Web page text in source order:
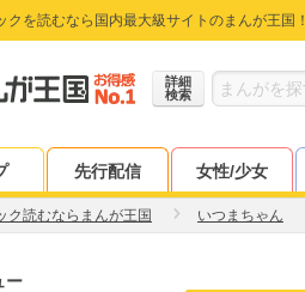
クを読むなら国内最大級サイトのまんが王国！
詳細
検索
先行配信 女性/少女
ク読むならまんが王国 いつまちゃん
ー